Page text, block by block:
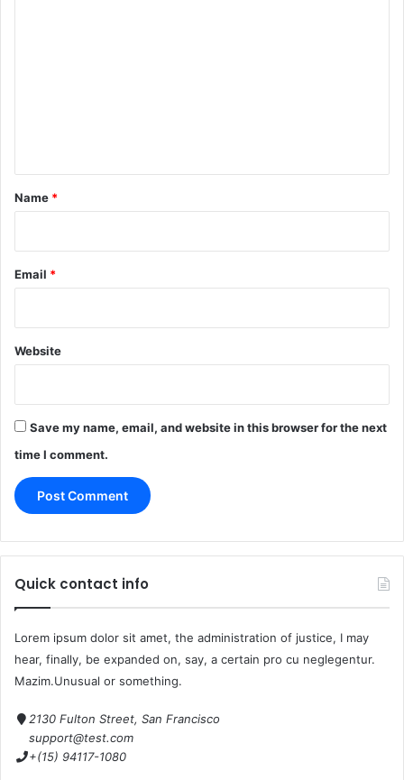
*
Name *
Email *
Website
Save my name, email, and website in this browser for the next
time I comment.
Quick contact info
Lorem ipsum dolor sit amet, the administration of justice, I may
hear, finally, be expanded on, say, a certain pro cu neglegentur.
Mazim.Unusual or something.
2130 Fulton Street, San Francisco
support@test.com
+(15) 94117-1080